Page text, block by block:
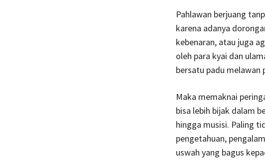
Pahlawan berjuang
karena adanya
kebenaran, atau juga
oleh para kyai dan
bersatu padu melawan
Maka memaknai
bisa lebih bijak dalam
hingga musisi. Paling
pengetahuan,
uswah yang bagus